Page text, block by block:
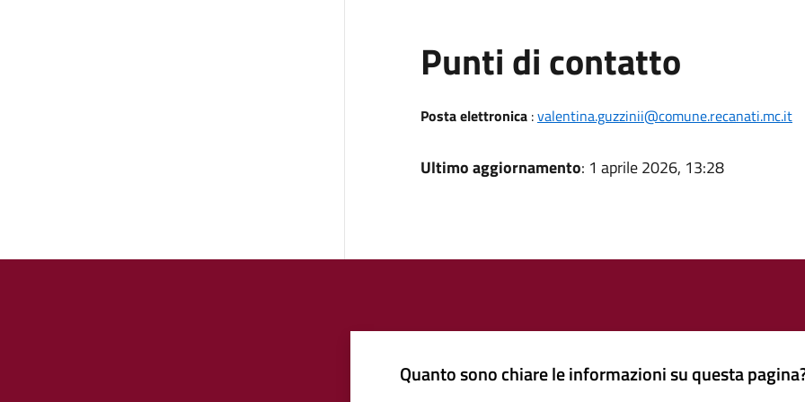
Punti di contatto
Posta elettronica:valentina.guzzinii@comune.recanati.mc.it
Ultimo aggiornamento: 1 aprile 2026, 13:28
Quanto sono chiare le informazioni su questa